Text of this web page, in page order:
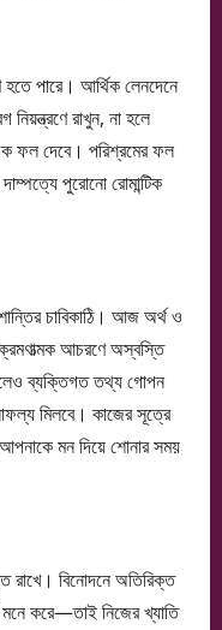
পারে। আর্থিক লেনদেনে
রাখুন, না হলে
ফল দেবে। পরিশ্রমের ফল
পুরোনো রোমান্টিক
চাবিকাঠি। আজ অর্থ ও
আচরণে অস্বস্তি
ব্যক্তিগত তথ্য গোপন
মিলবে। কাজের সূত্রে
মন দিয়ে শোনার সময়
বিনোদনে অতিরিক্ত
করে—তাই নিজের খ্যাতি